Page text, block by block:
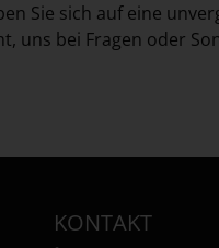
Sie sich auf eine
uns bei Fragen oder
KONTAKT